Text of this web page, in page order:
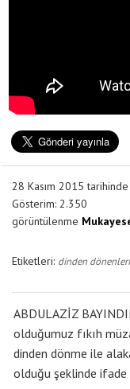
28 Kasım 2015 tarihinde
Gösterim: 2.350
görüntülenme
Etiketleri: dinden
ABDULAZİZ
olduğumuz fıkıh
dinden dönme ile
olduğu şeklinde ifade